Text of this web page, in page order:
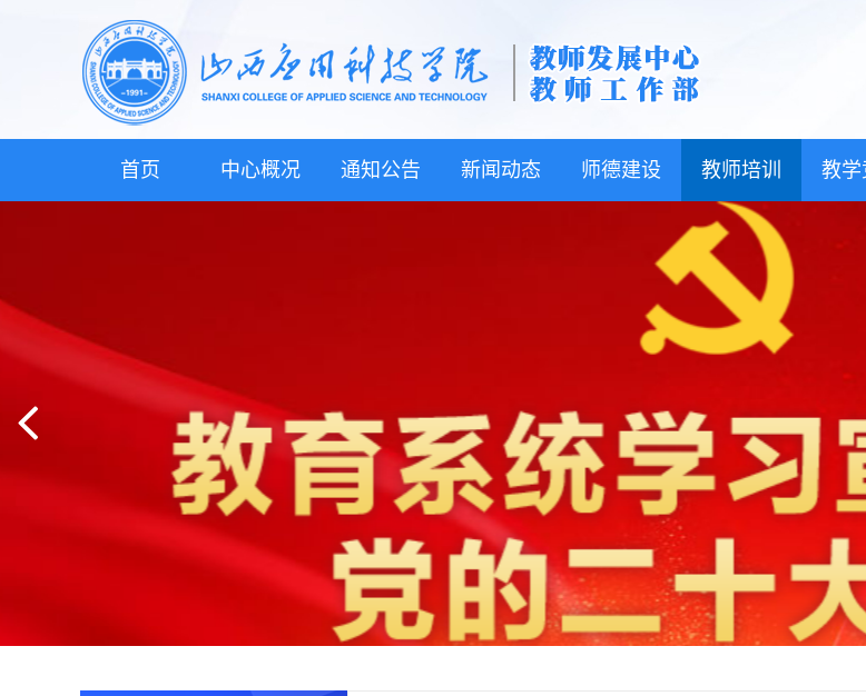
首页 中心概况 通知公告 新闻动态 师德建设 教师培训 教学